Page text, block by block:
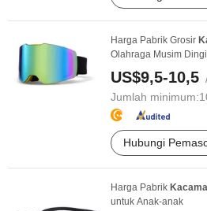
Harga Pabrik Grosir
Olahraga Musim
US$9,5-10,5
Jumlah minimum:
Hubungi
Harga Pabrik
untuk Anak-anak